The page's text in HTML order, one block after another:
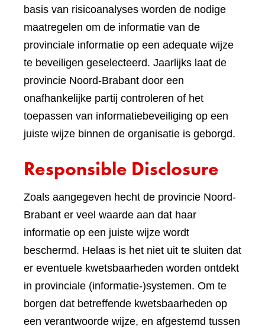
basis van risicoanalyses worden de nodige
maatregelen om de informatie van de
provinciale informatie op een adequate wijze
te beveiligen geselecteerd. Jaarlijks laat de
provincie Noord-Brabant door een
onafhankelijke partij controleren of het
toepassen van informatiebeveiliging op een
juiste wijze binnen de organisatie is geborgd.
Responsible Disclosure
Zoals aangegeven hecht de provincie Noord-
Brabant er veel waarde aan dat haar
informatie op een juiste wijze wordt
beschermd. Helaas is het niet uit te sluiten dat
er eventuele kwetsbaarheden worden ontdekt
in provinciale (informatie-)systemen. Om te
borgen dat betreffende kwetsbaarheden op
een verantwoorde wijze, en afgestemd tussen